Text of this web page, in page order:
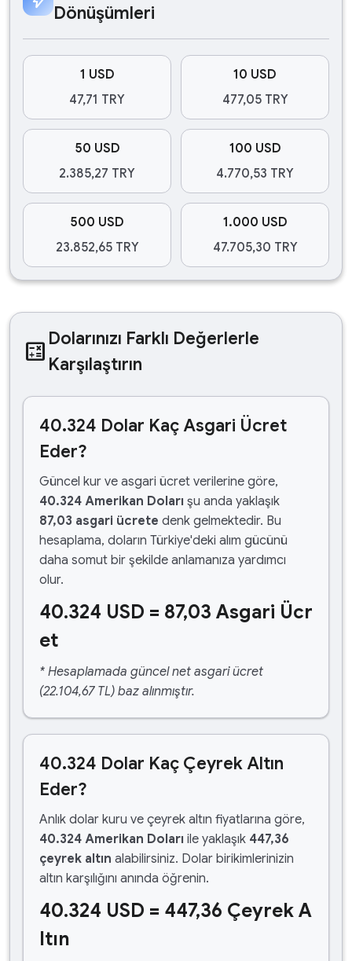
Dönüşümleri
1 USD
47,71 TRY
10 USD
477,05 TRY
50 USD
2.385,27 TRY
100 USD
4.770,53 TRY
500 USD
23.852,65 TRY
1.000 USD
47.705,30 TRY
calculate Dolarınızı Farklı Değerlerle
Karşılaştırın
40.324 Dolar Kaç Asgari Ücret
Eder?
Güncel kur ve asgari ücret verilerine göre,
40.324 Amerikan Doları şu anda yaklaşık
87,03 asgari ücrete denk gelmektedir. Bu
hesaplama, doların Türkiye'deki alım gücünü
daha somut bir şekilde anlamanıza yardımcı
olur.
40.324 USD = 87,03 Asgari Ücr
et
* Hesaplamada güncel net asgari ücret
(22.104,67 TL) baz alınmıştır.
40.324 Dolar Kaç Çeyrek Altın
Eder?
Anlık dolar kuru ve çeyrek altın fiyatlarına göre,
40.324 Amerikan Doları ile yaklaşık 447,36
çeyrek altın alabilirsiniz. Dolar birikimlerinizin
altın karşılığını anında öğrenin.
40.324 USD = 447,36 Çeyrek A
ltın